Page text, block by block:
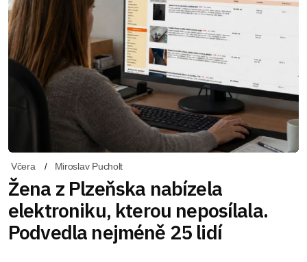
Včera Miroslav Pucholt
Žena z Plzeňska nabízela
elektroniku, kterou neposílala.
Podvedla nejméně 25 lidí